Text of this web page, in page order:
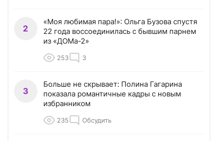
2
«Моя любимая пара!»: Ольга Бузова спустя
22 года воссоединилась с бывшим парнем
из «ДОМа-2»
253 3
3
Больше не скрывает: Полина Гагарина
показала романтичные кадры с новым
избранником
235 Обсудить